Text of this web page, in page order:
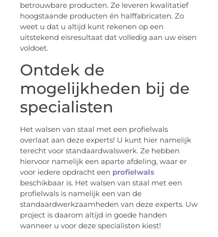
betrouwbare producten. Ze leveren kwalitatief
hoogstaande producten én halffabricaten. Zo
weet u dat u altijd kunt rekenen op een
uitstekend eisresultaat dat volledig aan uw eisen
voldoet.
Ontdek de
mogelijkheden bij de
specialisten
Het walsen van staal met een profielwals
overlaat aan deze experts! U kunt hier namelijk
terecht voor standaardwalswerk. Ze hebben
hiervoor namelijk een aparte afdeling, waar er
voor iedere opdracht een profielwals
beschikbaar is. Het walsen van staal met een
profielwals is namelijk een van de
standaardwerkzaamheden van deze experts. Uw
project is daarom altijd in goede handen
wanneer u voor deze specialisten kiest!